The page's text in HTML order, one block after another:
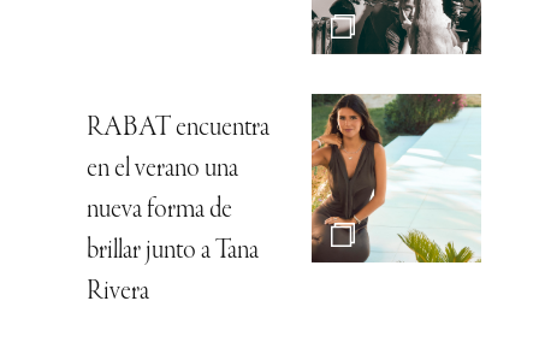
RABAT encuentra
en el verano una
nueva forma de
brillar junto a Tana
Rivera